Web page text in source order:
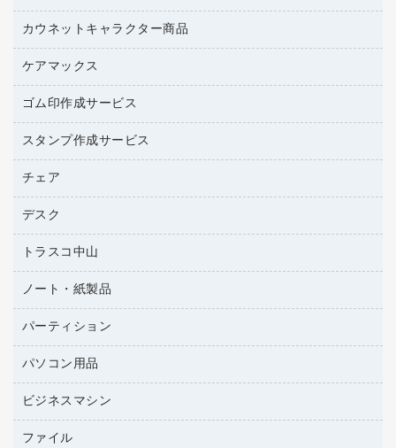
リサイクルトナー（プール方式）
リサイクルトナー（リターン方式）
ワープロリボン
互換インクカートリッジ
ラベル用紙
ワープロ用紙
帳票用紙／フォーム用紙
名刺用紙
アクセサリー・その他
ブラウス・シャツ
医療・介護・ワーキングウェア
ペット用品
結束用品
工場用品
梱包用テープ
作業用雑貨
作業用手袋
倉庫収納用品
台車・脚立
防災用品
養生用品
カウネットキャラクター商品
カウネットキャラクター商品
ケアマックス
医療・介護用品（食品・飲料・食添製品）
管理医療機器
ゴム印作成サービス
ゴム印（フリーサイズ印）作成サービス
ゴム印作成サービス
スタンプ作成サービス
カウネットスタンプ作成サービス
チェア
オフィスチェア
ミーティングチェア
応接イス・ベンチ
デスク
カウンター
ミーティングテーブル
トラスコ中山
建築・作業用品
ノート・紙製品
ノート
ルーズリーフ
各種用紙
額縁
パーティション
パーティション
パソコン用品
ＨＤＤ／ＳＳＤ
ビジネスマシン
ＵＳＢメモリ
ファイル